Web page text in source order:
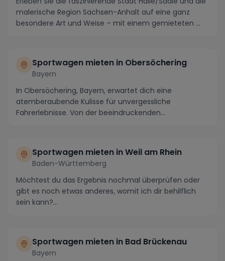
malerische Region Sachsen-Anhalt auf eine ganz
besondere Art und Weise – mit einem gemieteten ...
Sportwagen mieten in Obersöchering
Bayern
In Obersöchering, Bayern, erwartet dich eine
atemberaubende Kulisse für unvergessliche
Fahrerlebnisse. Von der beeindruckenden
Sportwagen mieten in Weil am Rhein
Baden-Württemberg
Möchtest du das Ergebnis nochmal überprüfen oder
gibt es noch etwas anderes, womit ich dir behilflich
sein kann?...
Sportwagen mieten in Bad Brückenau
Bayern